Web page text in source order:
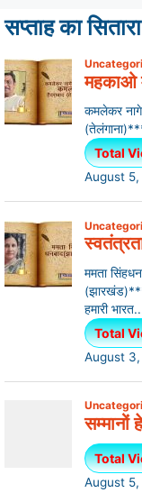
सप्ताह का सितारा